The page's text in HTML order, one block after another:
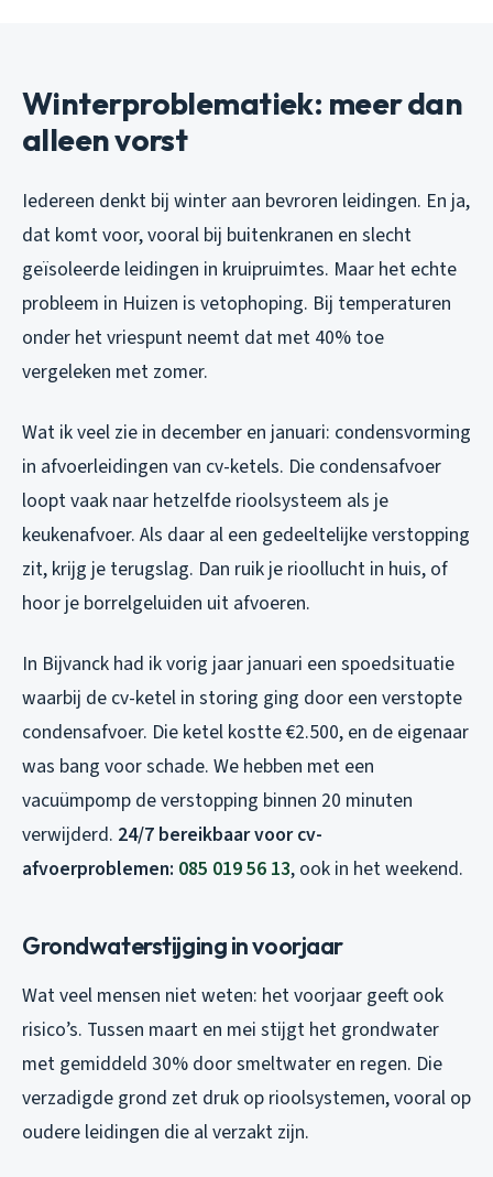
Winterproblematiek: meer dan
alleen vorst
Iedereen denkt bij winter aan bevroren leidingen. En ja,
dat komt voor, vooral bij buitenkranen en slecht
geïsoleerde leidingen in kruipruimtes. Maar het echte
probleem in Huizen is vetophoping. Bij temperaturen
onder het vriespunt neemt dat met 40% toe
vergeleken met zomer.
Wat ik veel zie in december en januari: condensvorming
in afvoerleidingen van cv-ketels. Die condensafvoer
loopt vaak naar hetzelfde rioolsysteem als je
keukenafvoer. Als daar al een gedeeltelijke verstopping
zit, krijg je terugslag. Dan ruik je rioollucht in huis, of
hoor je borrelgeluiden uit afvoeren.
In Bijvanck had ik vorig jaar januari een spoedsituatie
waarbij de cv-ketel in storing ging door een verstopte
condensafvoer. Die ketel kostte €2.500, en de eigenaar
was bang voor schade. We hebben met een
vacuümpomp de verstopping binnen 20 minuten
verwijderd. 24/7 bereikbaar voor cv-
afvoerproblemen: 085 019 56 13, ook in het weekend.
Grondwaterstijging in voorjaar
Wat veel mensen niet weten: het voorjaar geeft ook
risico’s. Tussen maart en mei stijgt het grondwater
met gemiddeld 30% door smeltwater en regen. Die
verzadigde grond zet druk op rioolsystemen, vooral op
oudere leidingen die al verzakt zijn.